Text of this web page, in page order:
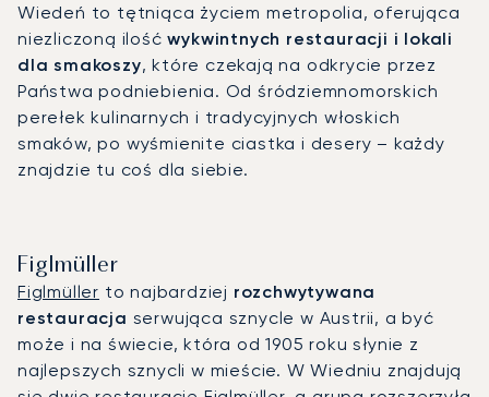
Wiedeń to tętniąca życiem metropolia, oferująca
niezliczoną ilośćwykwintnych restauracji i lokali
dla smakoszy, które czekają na odkrycie przez
Państwa podniebienia. Od śródziemnomorskich
perełek kulinarnych i tradycyjnych włoskich
smaków, po wyśmienite ciastka i desery – każdy
znajdzie tu coś dla siebie.
Figlmüller
Figlmüller to najbardziej rozchwytywana
restauracja serwująca sznycle w Austrii, a być
może i na świecie, która od 1905 roku słynie z
najlepszych sznycli w mieście. W Wiedniu znajdują